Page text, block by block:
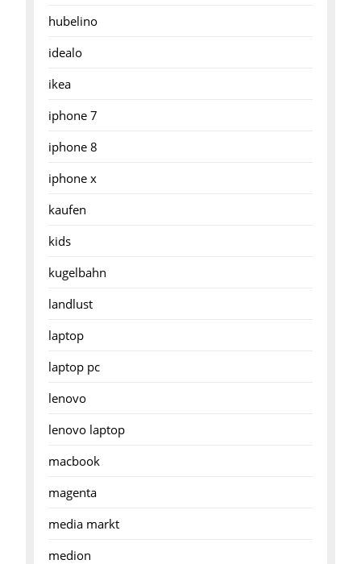
hubelino
idealo
ikea
iphone 7
iphone 8
iphone x
kaufen
kids
kugelbahn
landlust
laptop
laptop pc
lenovo
lenovo laptop
macbook
magenta
media markt
medion